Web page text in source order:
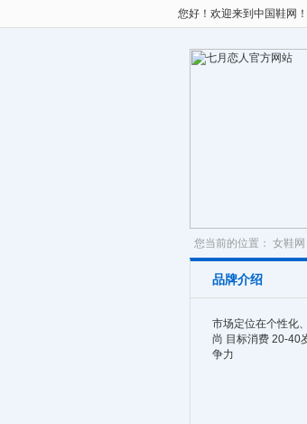
您好！欢迎来到中国鞋网！
您当前的位置： 女鞋网
品牌介绍
市场定位在个性化
尚 目标消费 20-40
争力